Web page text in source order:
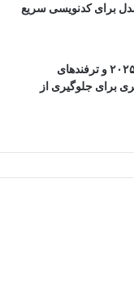
2026؛ کدام مدل برای کدنویسی سریع
بررسی عمر باتری آیفون های ۲۰۲۵ و ترفندهای
برای جلوگیری از